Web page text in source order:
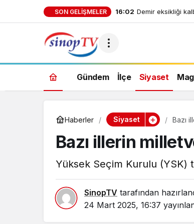
SON GELIŞMELER 16:02 Demir eksikliği
Gündem İlçe Siyaset
Haberler Siyaset Bazı
Bazı illerin
Yüksek Seçim Kurulu (YSK)
SinopTV tarafından
24 Mart 2025, 16:37